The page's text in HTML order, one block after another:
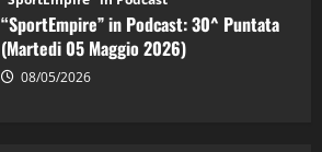
“SportEmpire” in Podcast: 30^ Puntata
(Martedi 05 Maggio 2026)
08/05/2026